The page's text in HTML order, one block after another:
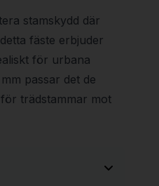
stamskydd där
fäste erbjuder
för urbana
passar det de
trädstammar mot